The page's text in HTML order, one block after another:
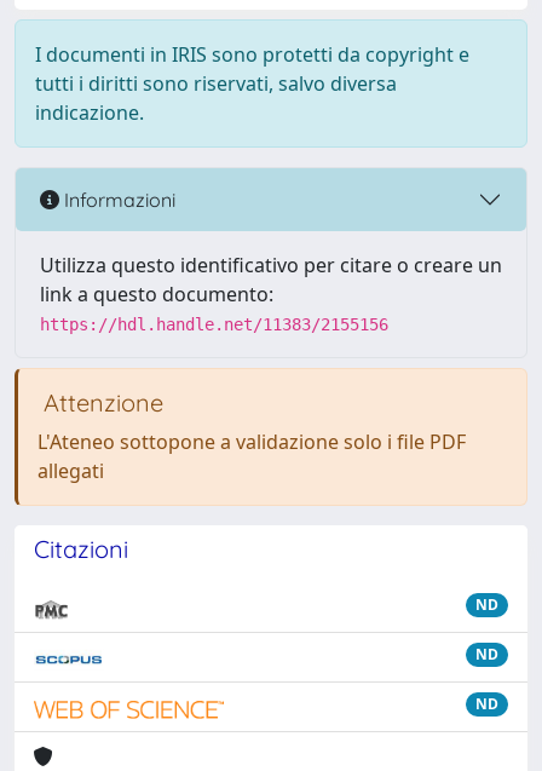
I documenti in IRIS sono protetti da copyright e
tutti i diritti sono riservati, salvo diversa
indicazione.
Informazioni
Utilizza questo identificativo per citare o creare un
link a questo documento:
https://hdl.handle.net/11383/2155156
Attenzione
L'Ateneo sottopone a validazione solo i file PDF
allegati
Citazioni
ND
ND
ND